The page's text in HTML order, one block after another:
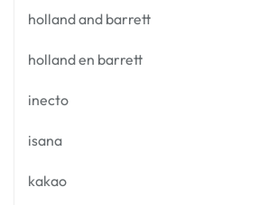
holland and barrett
holland en barrett
inecto
isana
kakao